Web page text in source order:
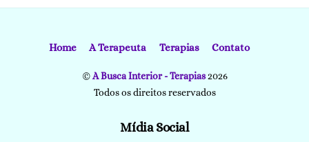
Home A Terapeuta Terapias Contato
©A Busca Interior - Terapias2026
Todos os direitos reservados
Mídia Social